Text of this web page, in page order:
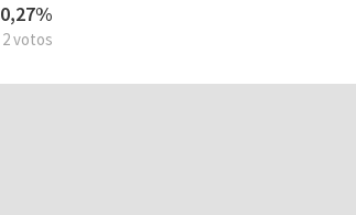
0,27%
2 votos